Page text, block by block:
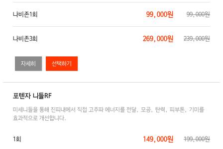
자세히
나비존1회 99,000원 99,000원
나비존3회 269,000원 239,000원
포텐자 니들RF
미세니들을 통해 진피내에서 직접 고주파 에너지를 전달, 모공, 탄력, 피부톤, 기미를
효과적으로 개선합니다.
1회 149,000원 199,000원